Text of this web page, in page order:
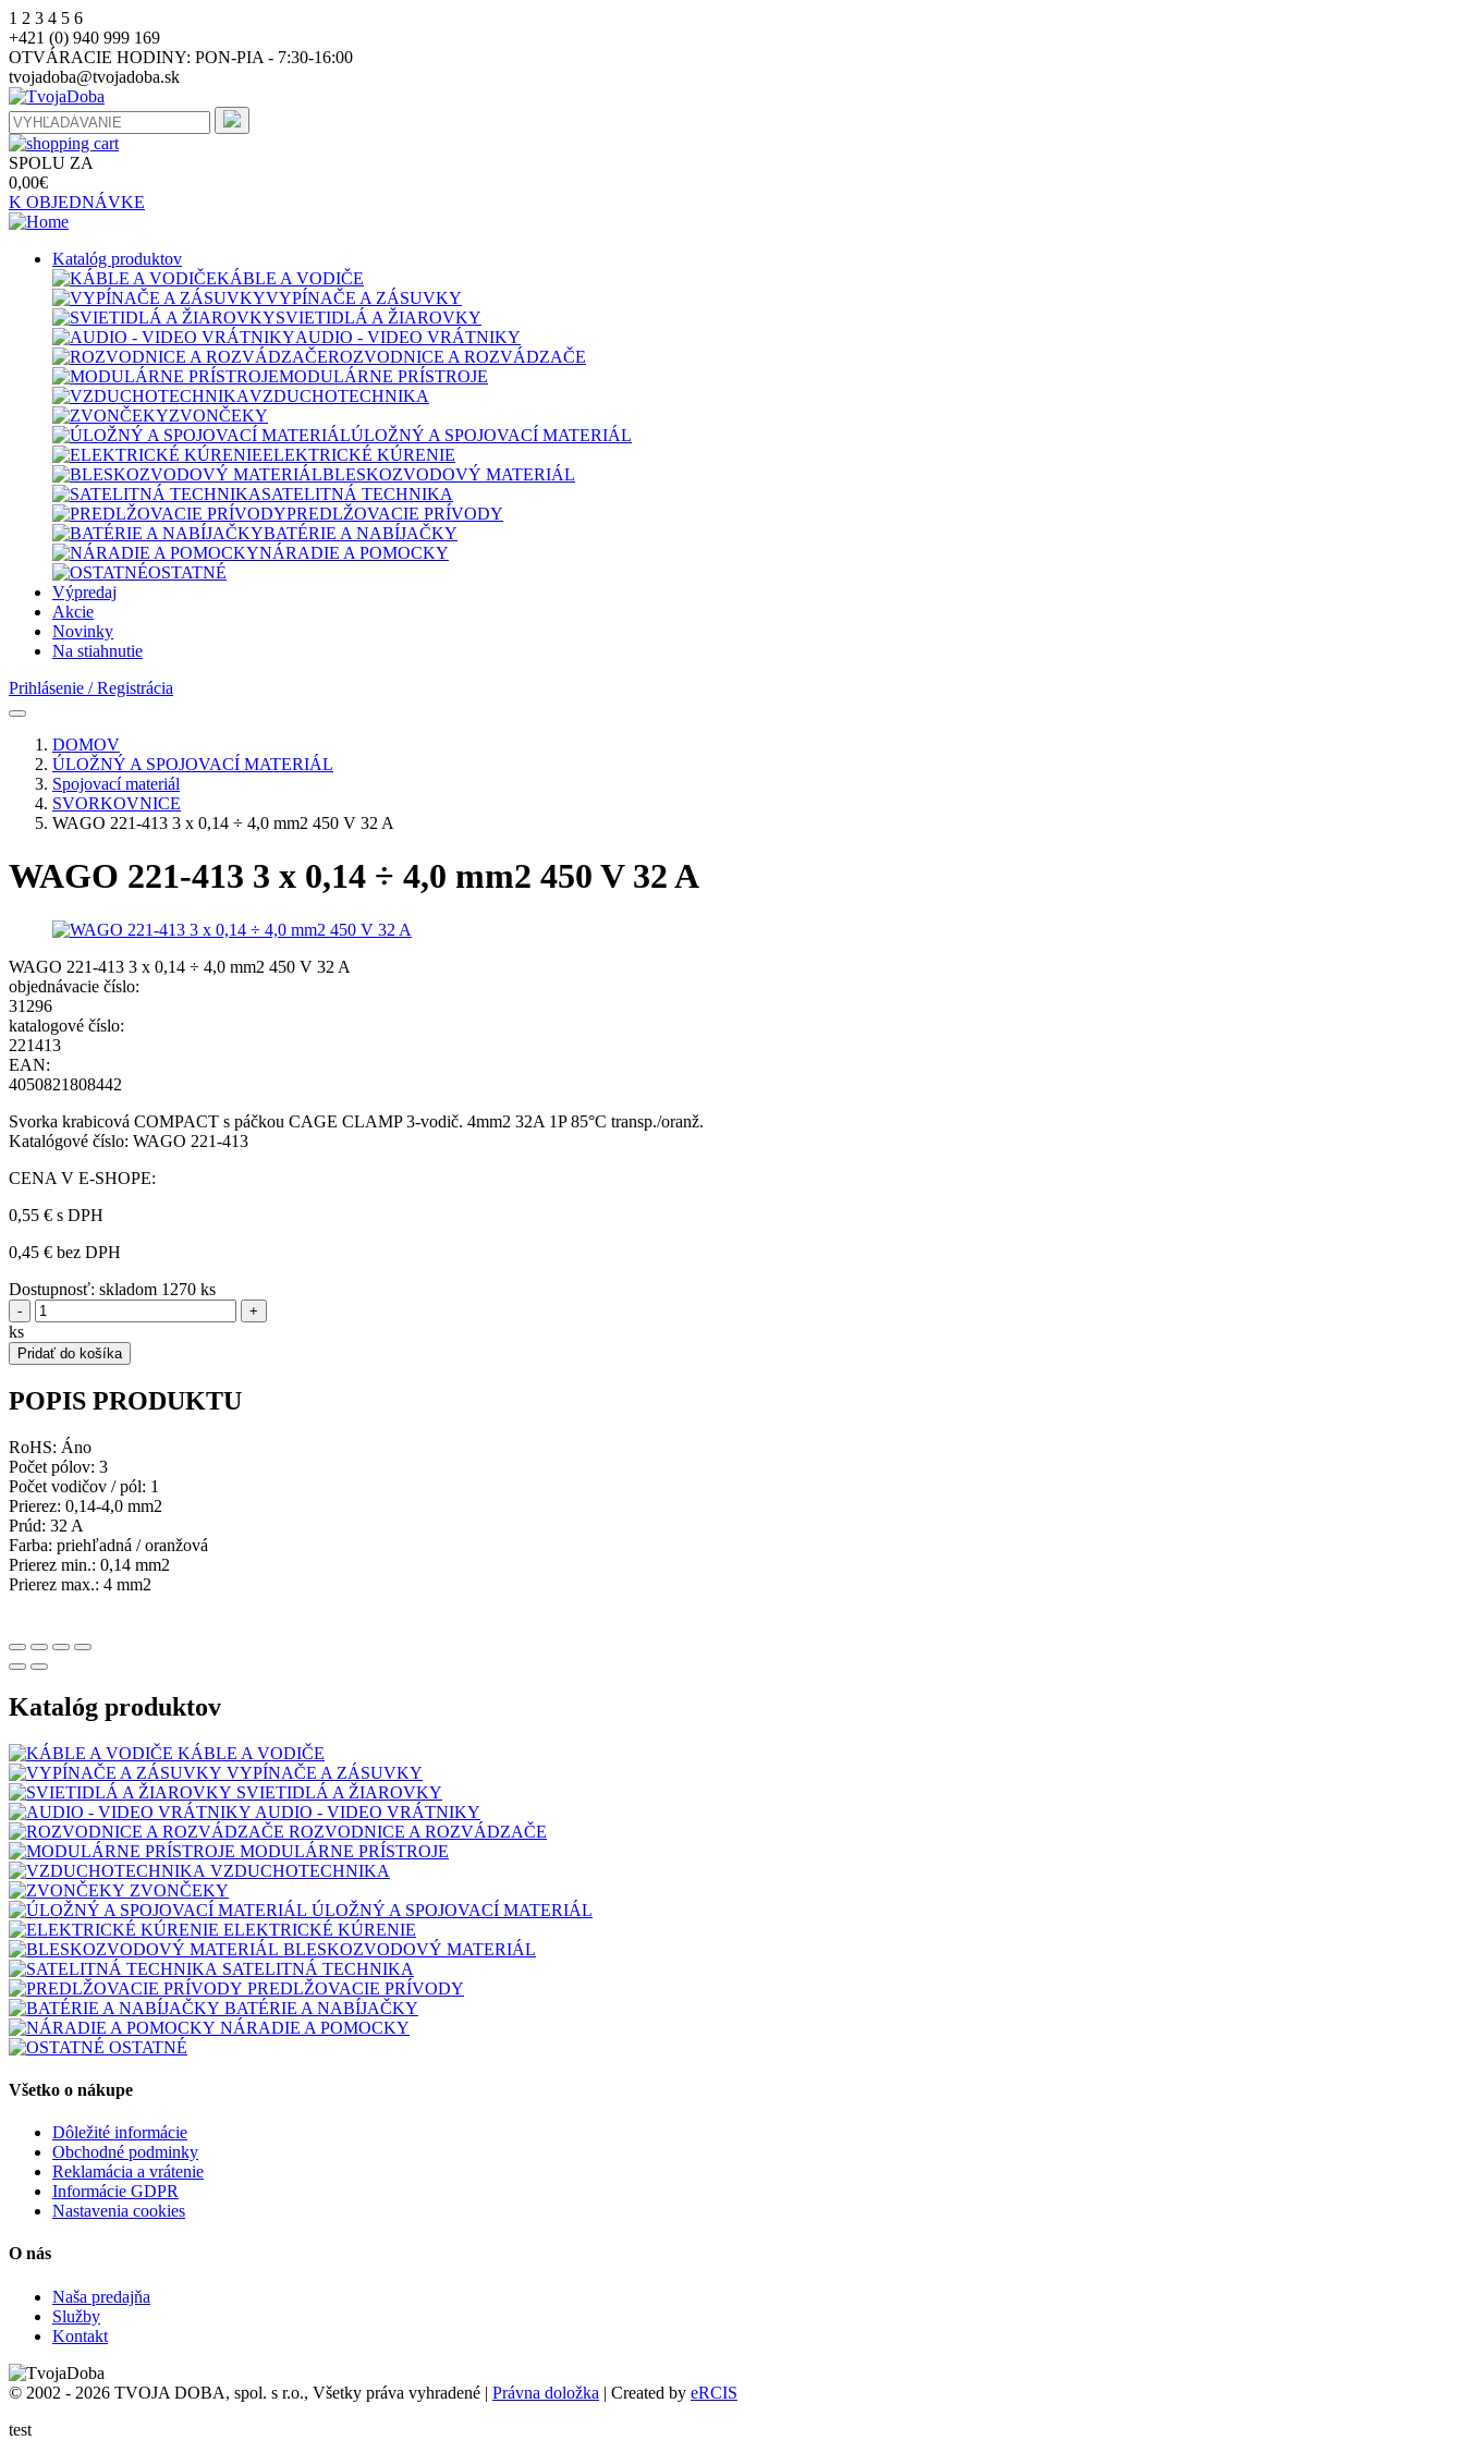
1 2 3 4 5 6
+421 (0) 940 999 169
OTVÁRACIE HODINY: PON-PIA - 7:30-16:00
tvojadoba@tvojadoba.sk
SPOLU ZA
0,00€
K OBJEDNÁVKE
Katalóg produktov
KÁBLE A VODIČE
VYPÍNAČE A ZÁSUVKY
SVIETIDLÁ A ŽIAROVKY
AUDIO - VIDEO VRÁTNIKY
ROZVODNICE A ROZVÁDZAČE
MODULÁRNE PRÍSTROJE
VZDUCHOTECHNIKA
ZVONČEKY
ÚLOŽNÝ A SPOJOVACÍ MATERIÁL
ELEKTRICKÉ KÚRENIE
BLESKOZVODOVÝ MATERIÁL
SATELITNÁ TECHNIKA
PREDLŽOVACIE PRÍVODY
BATÉRIE A NABÍJAČKY
NÁRADIE A POMOCKY
OSTATNÉ
Výpredaj
Akcie
Novinky
Na stiahnutie
Prihlásenie / Registrácia
DOMOV
ÚLOŽNÝ A SPOJOVACÍ MATERIÁL
Spojovací materiál
SVORKOVNICE
WAGO 221-413 3 x 0,14 ÷ 4,0 mm2 450 V 32 A
WAGO 221-413 3 x 0,14 ÷ 4,0 mm2 450 V 32 A
WAGO 221-413 3 x 0,14 ÷ 4,0 mm2 450 V 32 A
objednávacie číslo:
31296
katalogové číslo:
221413
EAN:
4050821808442
Svorka krabicová COMPACT s páčkou CAGE CLAMP 3-vodič. 4mm2 32A 1P 85°C transp./oranž.
Katalógové číslo: WAGO 221-413
CENA V E-SHOPE:
0,55 € s DPH
0,45 € bez DPH
Dostupnosť: skladom 1270 ks
- +
ks
Pridať do košíka
POPIS PRODUKTU
RoHS: Áno
Počet pólov: 3
Počet vodičov / pól: 1
Prierez: 0,14-4,0 mm2
Prúd: 32 A
Farba: priehľadná / oranžová
Prierez min.: 0,14 mm2
Prierez max.: 4 mm2
Katalóg produktov
KÁBLE A VODIČE
VYPÍNAČE A ZÁSUVKY
SVIETIDLÁ A ŽIAROVKY
AUDIO - VIDEO VRÁTNIKY
ROZVODNICE A ROZVÁDZAČE
MODULÁRNE PRÍSTROJE
VZDUCHOTECHNIKA
ZVONČEKY
ÚLOŽNÝ A SPOJOVACÍ MATERIÁL
ELEKTRICKÉ KÚRENIE
BLESKOZVODOVÝ MATERIÁL
SATELITNÁ TECHNIKA
PREDLŽOVACIE PRÍVODY
BATÉRIE A NABÍJAČKY
NÁRADIE A POMOCKY
OSTATNÉ
Všetko o nákupe
Dôležité informácie
Obchodné podminky
Reklamácia a vrátenie
Informácie GDPR
Nastavenia cookies
O nás
Naša predajňa
Služby
Kontakt
© 2002 - 2026 TVOJA DOBA, spol. s r.o., Všetky práva vyhradené | Právna doložka | Created by eRCIS
test